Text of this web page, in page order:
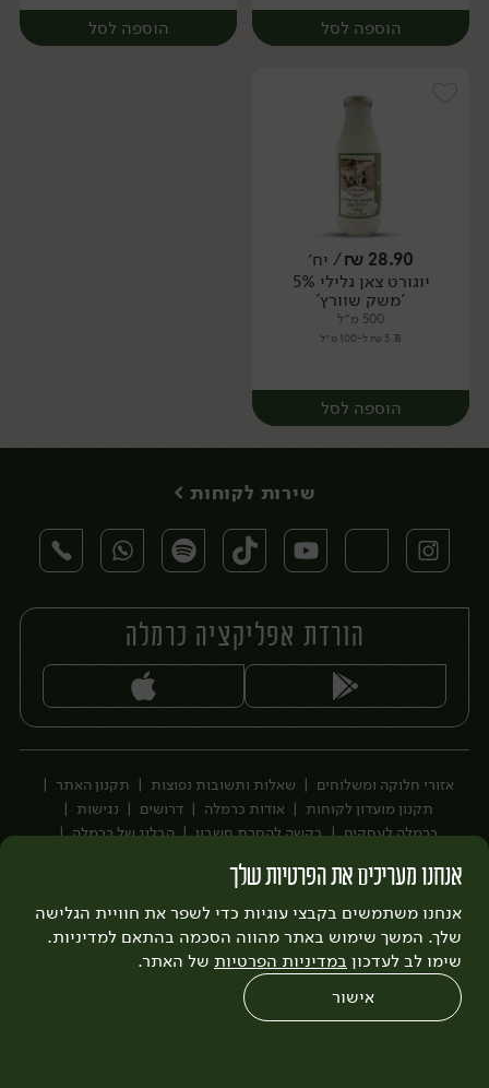
הוספה לסל
יח׳
הוספה לסל
28.90
₪/ יח׳
יוגורט צאן גלילי 5%
'משק שוורץ'
500 מ״ל
5.78 ₪ ל-100 מ״ל
הוספה לסל
יח׳
אנחנו מעריכים את הפרטיות שלך
אנחנו משתמשים בקבצי עוגיות כדי לשפר את חוויית הגלישה
שלך. המשך שימוש באתר מהווה הסכמה בהתאם למדיניות.
שימו לב לעדכון במדיניות הפרטיות של האתר.
אישור
שירות לקוחות >
הורדת אפליקציה כרמלה
אזורי חלוקה ומשלוחים שאלות ותשובות נפוצות
תקנון האתר
תקנון מועדון לקוחות
אודות כרמלה דרושים
נגישות
כרמלה לעסקים
בקשה להסרת חשבון
הבלוג של כרמלה
עיצוב:3bearsפיתוח:Quatro